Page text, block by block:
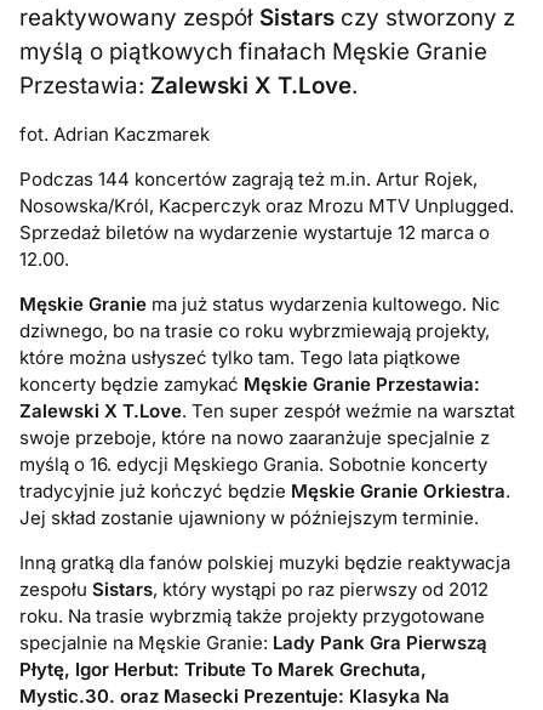
reaktywowany zespół Sistars czy stworzony z
myślą o piątkowych finałach Męskie Granie
Przestawia: Zalewski X T.Love.
fot. Adrian Kaczmarek
Podczas 144 koncertów zagrają też m.in. Artur Rojek,
Nosowska/Król, Kacperczyk oraz Mrozu MTV Unplugged.
Sprzedaż biletów na wydarzenie wystartuje 12 marca o
12.00.
Męskie Granie ma już status wydarzenia kultowego. Nic
dziwnego, bo na trasie co roku wybrzmiewają projekty,
które można usłyszeć tylko tam. Tego lata piątkowe
koncerty będzie zamykać Męskie Granie Przestawia:
Zalewski X T.Love. Ten super zespół weźmie na warsztat
swoje przeboje, które na nowo zaaranżuje specjalnie z
myślą o 16. edycji Męskiego Grania. Sobotnie koncerty
tradycyjnie już kończyć będzie Męskie Granie Orkiestra.
Jej skład zostanie ujawniony w późniejszym terminie.
Inną gratką dla fanów polskiej muzyki będzie reaktywacja
zespołu Sistars, który wystąpi po raz pierwszy od 2012
roku. Na trasie wybrzmią także projekty przygotowane
specjalnie na Męskie Granie: Lady Pank Gra Pierwszą
Płytę, Igor Herbut: Tribute To Marek Grechuta,
Mystic.30. oraz Masecki Prezentuje: Klasyka Na